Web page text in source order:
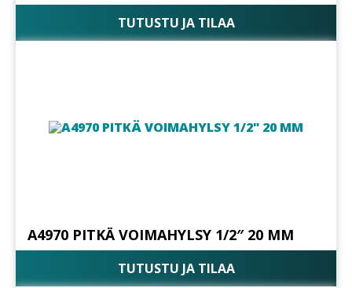
TUTUSTU JA TILAA
A4970 PITKÄ VOIMAHYLSY 1/2″ 20 MM
TUTUSTU JA TILAA